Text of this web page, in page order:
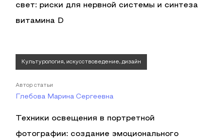
свет: риски для нервной системы и синтеза
витамина D
Культурология, искусствоведение, дизайн
Автор статьи
Глебова Марина Сергеевна
Техники освещения в портретной
фотографии: создание эмоционального